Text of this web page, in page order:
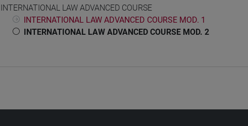
INTERNATIONAL LAW ADVANCED COURSE
INTERNATIONAL LAW ADVANCED COURSE MOD. 1
INTERNATIONAL LAW ADVANCED COURSE MOD. 2